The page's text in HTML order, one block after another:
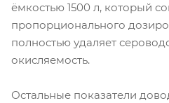
ёмкостью 1500 л, который
пропорционального
полностью удаляет
окисляемость.
Остальные показатели